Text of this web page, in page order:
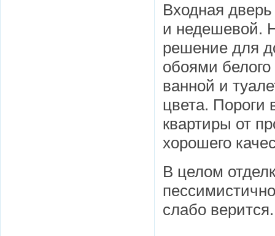
Входная
и недешевой.
решение для
обоями белого
ванной и
цвета.
квартиры от
хорошего
В целом
слабо верится.